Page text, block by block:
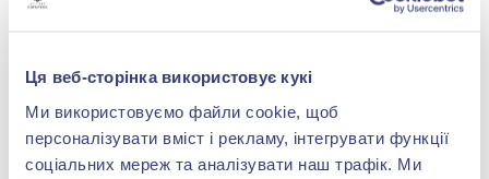
Ця веб-сторінка використовує кукі
Ми використовуємо файли cookie, щоб
персоналізувати вміст і рекламу, інтегрувати функції
соціальних мереж та аналізувати наш трафік. Ми
свого власника. Така підвіска стане особливим талісманом
яким стилем.
Характеристики